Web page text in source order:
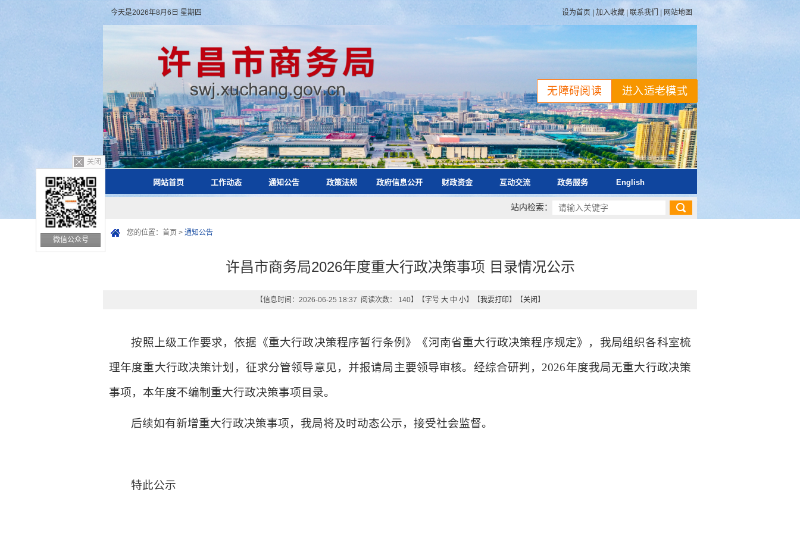
今天是2026年8月6日 星期四 设为首页 加入收藏 联系我们 网站地图
进入适老模式
无障碍阅读
网站首页 工作动态 通知公告 政策法规 政府信息公开 财政资金 互动交流 政务服务 English
站内检索：
关闭
微信公众号
您的位置： 首页 > 通知公告
许昌市商务局2026年度重大行政决策事项 目录情况公示
【信息时间：2026-06-25 18:37 阅读次数： 140】【字号 大 中 小】【我要打印】【关闭 】
按照上级工作要求，依据《重大行政决策程序暂行条例》《河南省重大行政决策程序规定》，我局组织各科室梳
理年度重大行政决策计划，征求分管领导意见，并报请局主要领导审核。经综合研判，2026年度我局无重大行政决策
事项，本年度不编制重大行政决策事项目录。
后续如有新增重大行政决策事项，我局将及时动态公示，接受社会监督。
特此公示